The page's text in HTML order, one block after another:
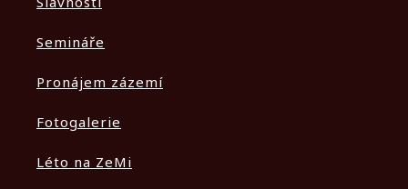
Semináře
Pronájem zázemí
Fotogalerie
Léto na ZeMi